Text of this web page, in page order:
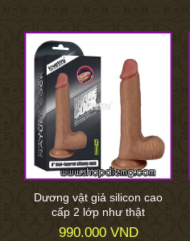
Dương vật giả silicon cao
cấp 2 lớp như thật
990.000 VND